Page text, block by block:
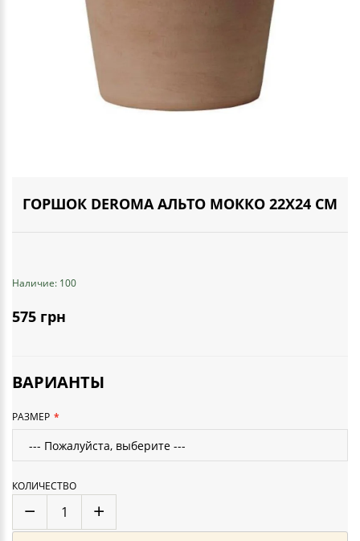
ГОРШОК DEROMA АЛЬТО МОККО 22Х24 СМ
Наличие: 100
575 грн
ВАРИАНТЫ
РАЗМЕР
КОЛИЧЕСТВО